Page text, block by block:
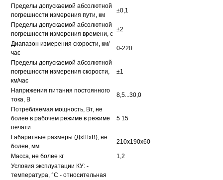
Пределы допускаемой абсолютной
погрешности измерения пути, км
±0,1
Пределы допускаемой абсолютной
погрешности измерения времени, с
±2
Диапазон измерения скорости, км/
час
0-220
Пределы допускаемой абсолютной
погрешности измерения скорости,
км/час
±1
Наприжения питания постоянного
тока, В
8,5...30,0
Потребляемая мощность, Вт, не
более в рабочем режиме в режиме
печати
5 15
Габаритные размеры (ДхШхВ), не
более, мм
210х190х60
Масса, не более кг
1,2
Условия эксплуатации КУ: -
температура, °С - относительная